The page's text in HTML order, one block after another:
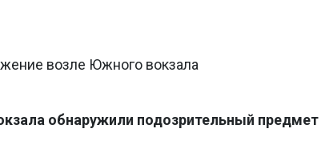
возле Южного вокзала
обнаружили подозрительный предмет